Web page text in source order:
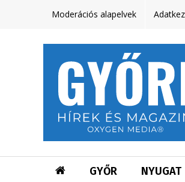
Moderációs alapelvek
GYŐR NYUGAT